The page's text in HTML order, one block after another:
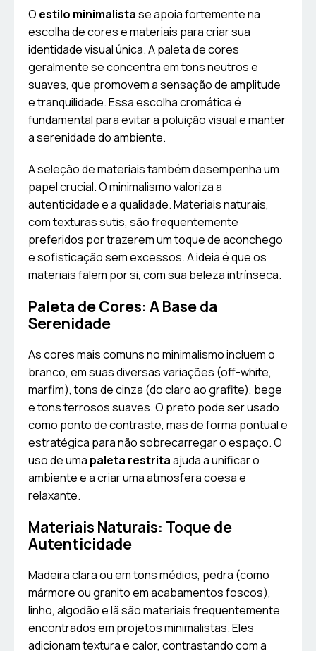
O estilo minimalistase apoia fortemente na
escolha de cores e materiais para criar sua
identidade visual única. A paleta de cores
geralmente se concentra em tons neutros e
suaves, que promovem a sensação de amplitude
e tranquilidade. Essa escolha cromática é
fundamental para evitar a poluição visual e manter
a serenidade do ambiente.
A seleção de materiais também desempenha um
papel crucial. O minimalismo valoriza a
autenticidade e a qualidade. Materiais naturais,
com texturas sutis, são frequentemente
preferidos por trazerem um toque de aconchego
e sofisticação sem excessos. A ideia é que os
materiais falem por si, com sua beleza intrínseca.
Paleta de Cores: A Base da
Serenidade
As cores mais comuns no minimalismo incluem o
branco, em suas diversas variações (off-white,
marfim), tons de cinza (do claro ao grafite), bege
e tons terrosos suaves. O preto pode ser usado
como ponto de contraste, mas de forma pontual e
estratégica para não sobrecarregar o espaço. O
uso de uma paleta restritaajuda a unificar o
ambiente e a criar uma atmosfera coesa e
relaxante.
Materiais Naturais: Toque de
Autenticidade
Madeira clara ou em tons médios, pedra (como
mármore ou granito em acabamentos foscos),
linho, algodão e lã são materiais frequentemente
encontrados em projetos minimalistas. Eles
adicionam textura e calor, contrastando com a